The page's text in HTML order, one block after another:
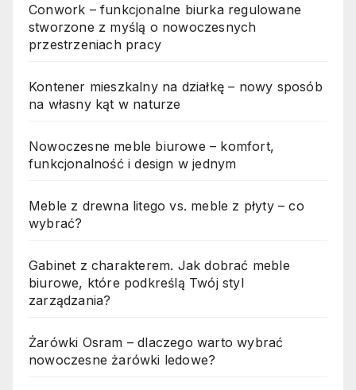
Conwork – funkcjonalne biurka regulowane
stworzone z myślą o nowoczesnych
przestrzeniach pracy
Kontener mieszkalny na działkę – nowy sposób
na własny kąt w naturze
Nowoczesne meble biurowe – komfort,
funkcjonalność i design w jednym
Meble z drewna litego vs. meble z płyty – co
wybrać?
Gabinet z charakterem. Jak dobrać meble
biurowe, które podkreślą Twój styl
zarządzania?
Żarówki Osram – dlaczego warto wybrać
nowoczesne żarówki ledowe?